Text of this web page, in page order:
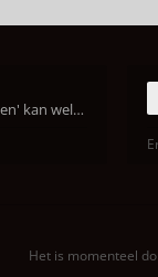
Dat van dat 'jaren geleden' kan wel kloppen, onze
Het is momenteel